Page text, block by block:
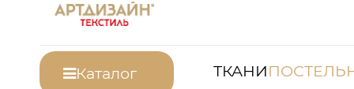
Каталог ТКАНИ